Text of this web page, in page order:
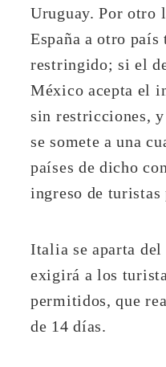
Uruguay. Por otro
España a otro país
restringido; si el
México acepta el
sin restricciones,
se somete a una
países de dicho
ingreso de turistas
Italia se aparta
exigirá a los
permitidos, que
de 14 días.